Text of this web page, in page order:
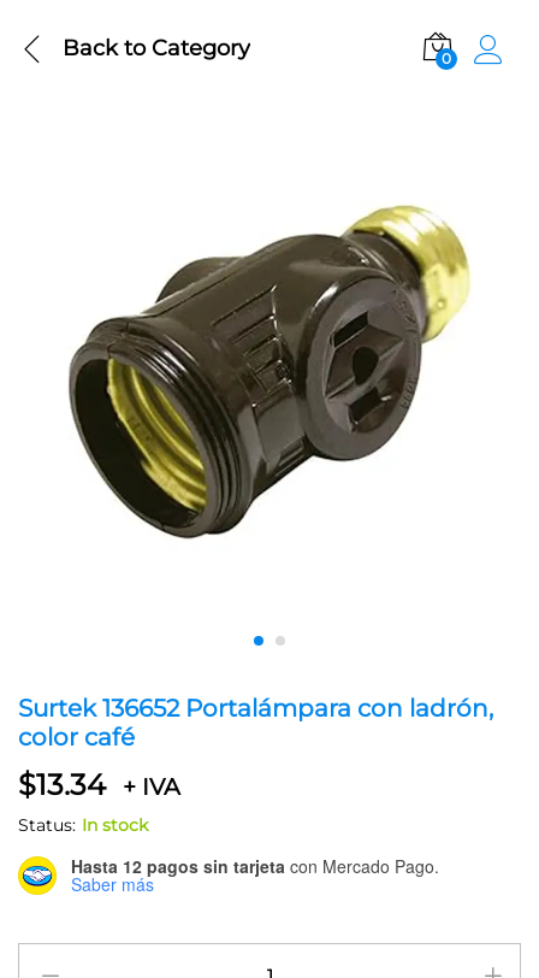
Back toCategory 0
Surtek 136652 Portalámpara con ladrón,
color café
$13.34 + IVA
Status: In stock
Hasta 12 pagos sin tarjeta con Mercado Pago.
Saber más